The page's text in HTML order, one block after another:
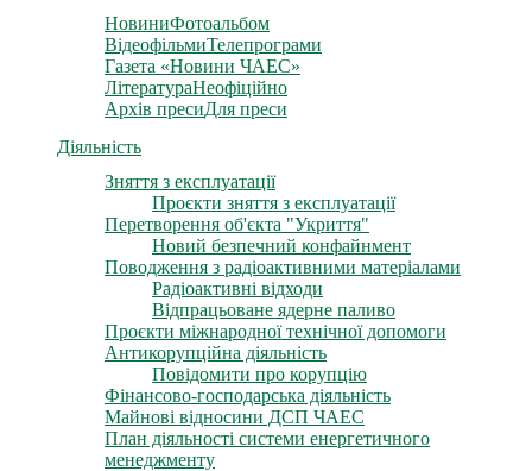
НовиниФотоальбом
ВідеофільмиТелепрограми
Газета «Новини ЧАЕС»
ЛітератураНеофіційно
Архів пресиДля преси
Діяльність
Зняття з експлуатації
Проєкти зняття з експлуатації
Перетворення об'єкта "Укриття"
Новий безпечний конфайнмент
Поводження з радіоактивними матеріалами
Радіоактивні відходи
Відпрацьоване ядерне паливо
Проєкти міжнародної технічної допомоги
Антикорупційна діяльність
Повідомити про корупцію
Фінансово-господарська діяльність
Майнові відносини ДСП ЧАЕС
План діяльності системи енергетичного
менеджменту